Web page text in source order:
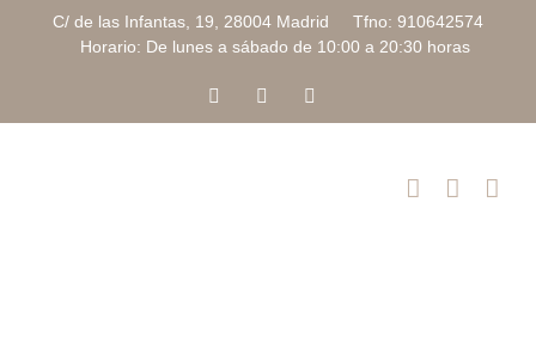
C/ de las Infantas, 19, 28004 Madrid Tfno: 910642574
Horario: De lunes a sábado de 10:00 a 20:30 horas
FacebookInstagram